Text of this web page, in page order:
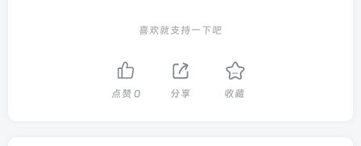
喜欢就支持一下吧
点赞 0 分享 收藏